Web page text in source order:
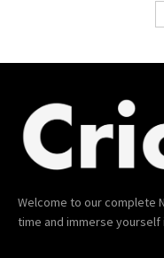
Welcome to our complete
time and immerse yourself